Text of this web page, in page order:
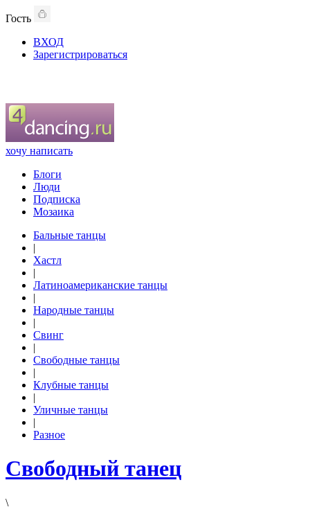
Гость
ВХОД
Зарегистрироваться
хочу написать
Блоги
Люди
Подписка
Мозаика
Бальные танцы
|
Хастл
|
Латиноамериканские танцы
|
Народные танцы
|
Свинг
|
Свободные танцы
|
Клубные танцы
|
Уличные танцы
|
Разное
Свободный танец
\